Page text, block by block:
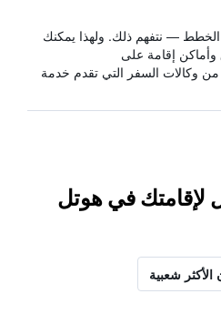
الخطط — نتفهم ذلك. ولهذا يمكنك
إقامة على
HotelsCombined من وكالات السفر التي تقدم خدمة
لإقامتك في هوتل
الأكثر شعبية